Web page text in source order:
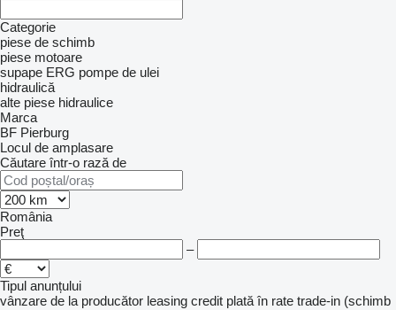
Categorie
piese de schimb
piese motoare
supape ERG pompe de ulei
hidraulică
alte piese hidraulice
Marca
BF Pierburg
Locul de amplasare
Căutare într-o rază de
România
Preţ
–
Tipul anunțului
vânzare de la producător leasing credit plată în rate trade-in (schimb